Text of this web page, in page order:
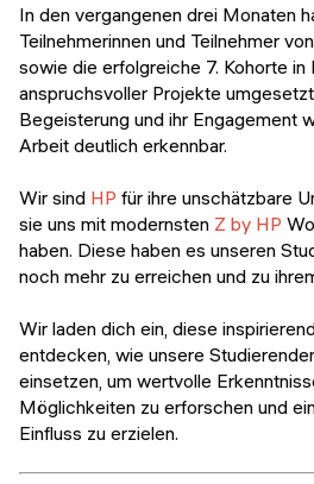
KOSTENLOSE RESSOURCEN
Data Science
Web-Entwicklung
Python & Ops
In den vergangenen drei Monaten
Teilnehmerinnen und Teilnehmer
sowie die erfolgreiche 7. Kohorte in
anspruchsvoller Projekte
Begeisterung und ihr Engagement
Arbeit deutlich erkennbar.
Wir sind HP für ihre unschätzbare
sie uns mit modernsten Z by HP
haben. Diese haben es unseren
noch mehr zu erreichen und zu
Wir laden dich ein, diese
entdecken, wie unsere
einsetzen, um wertvolle
Möglichkeiten zu erforschen und
Einfluss zu erzielen.